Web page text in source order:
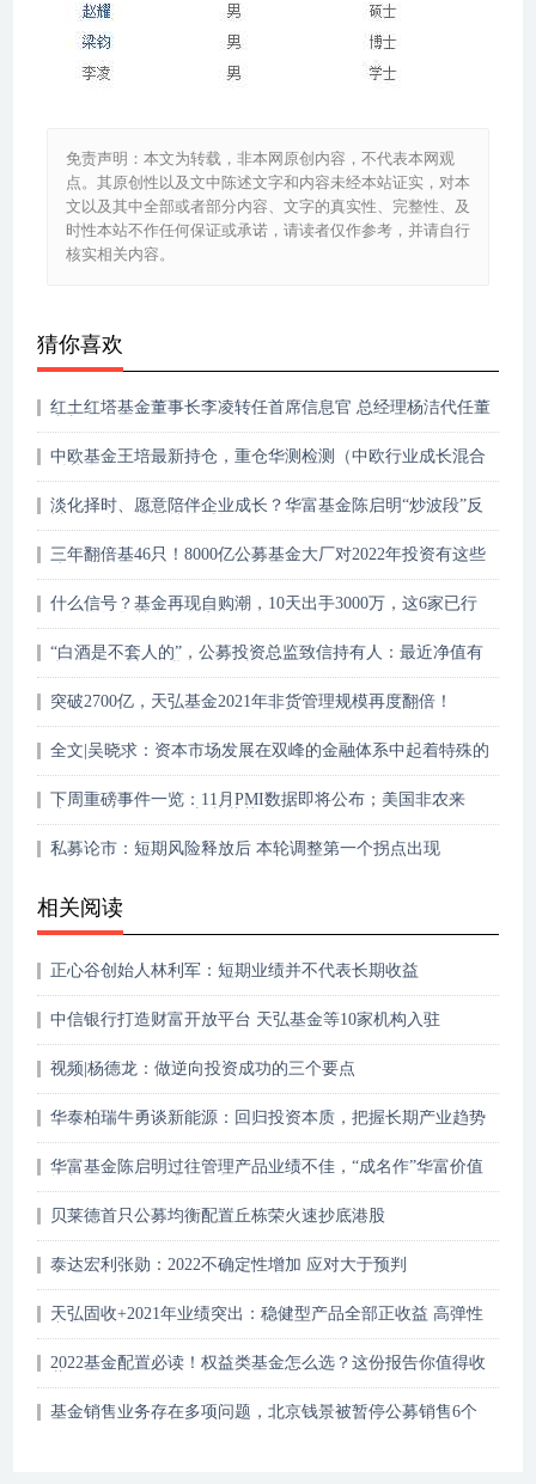
免责声明：本文为转载，非本网原创内容，不代表本网观
点。其原创性以及文中陈述文字和内容未经本站证实，对本
文以及其中全部或者部分内容、文字的真实性、完整性、及
时性本站不作任何保证或承诺，请读者仅作参考，并请自行
核实相关内容。
猜你喜欢
红土红塔基金董事长李凌转任首席信息官 总经理杨洁代任董
中欧基金王培最新持仓，重仓华测检测（中欧行业成长混合
淡化择时、愿意陪伴企业成长？华富基金陈启明“炒波段”反
三年翻倍基46只！8000亿公募基金大厂对2022年投资有这些
什么信号？基金再现自购潮，10天出手3000万，这6家已行
“白酒是不套人的”，公募投资总监致信持有人：最近净值有
突破2700亿，天弘基金2021年非货管理规模再度翻倍！
全文|吴晓求：资本市场发展在双峰的金融体系中起着特殊的
下周重磅事件一览：11月PMI数据即将公布；美国非农来
私募论市：短期风险释放后 本轮调整第一个拐点出现
相关阅读
正心谷创始人林利军：短期业绩并不代表长期收益
中信银行打造财富开放平台 天弘基金等10家机构入驻
视频|杨德龙：做逆向投资成功的三个要点
华泰柏瑞牛勇谈新能源：回归投资本质，把握长期产业趋势
华富基金陈启明过往管理产品业绩不佳，“成名作”华富价值
贝莱德首只公募均衡配置丘栋荣火速抄底港股
泰达宏利张勋：2022不确定性增加 应对大于预判
天弘固收+2021年业绩突出：稳健型产品全部正收益 高弹性
2022基金配置必读！权益类基金怎么选？这份报告你值得收
基金销售业务存在多项问题，北京钱景被暂停公募销售6个